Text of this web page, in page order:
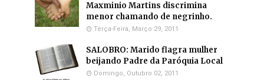
Maxminio Martins discrimina
menor chamando de negrinho.
Terça-Feira, Março 29, 2011
SALOBRO: Marido flagra mulher
beijando Padre da Paróquia Local
Domingo, Outubro 02, 2011